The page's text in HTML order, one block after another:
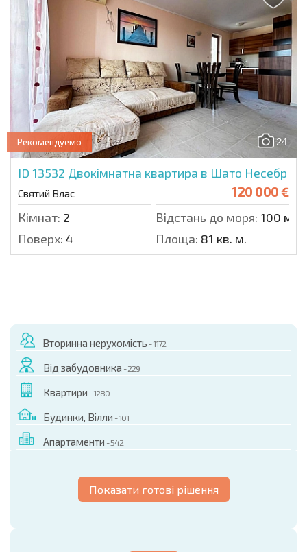
24
Рекомендуемо
ID 13532 Двокімнатна квартира в Шато Несебр
Святий Влас 120 000 €
Кімнат: 2 Відстань до моря: 100 м.
Поверх: 4 Площа: 81 кв. м.
Вторинна нерухомість - 1172
Від забудовника - 229
Квартири - 1280
Будинки, Вілли - 101
Апартаменти - 542
Показати готові рішення